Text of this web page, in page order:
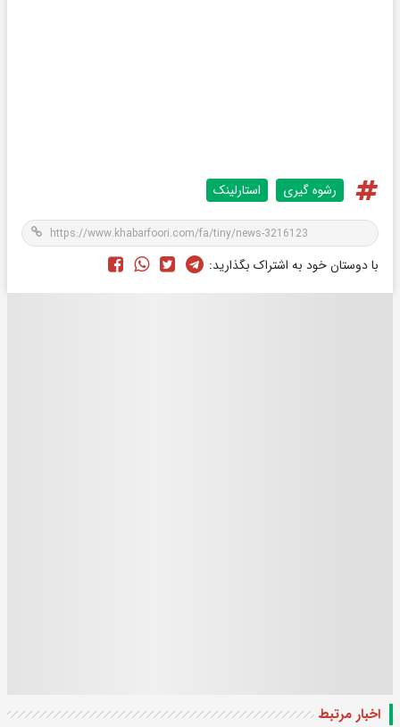
رشوه گیری استارلینک
با دوستان خود به اشتراک بگذارید:
اخبار مرتبط